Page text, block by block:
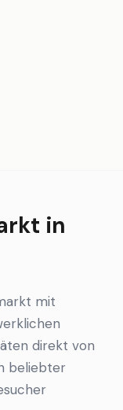
in
mit
direkt von
beliebter